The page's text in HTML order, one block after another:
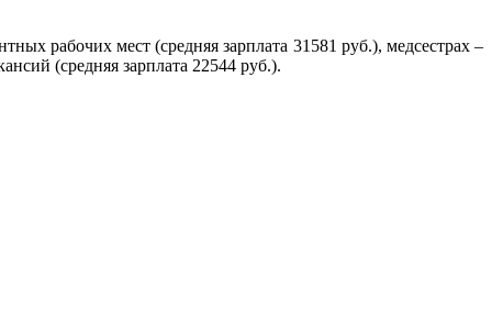
рабочих мест (средняя зарплата 31581 руб.), медсестрах –
(средняя зарплата 22544 руб.).